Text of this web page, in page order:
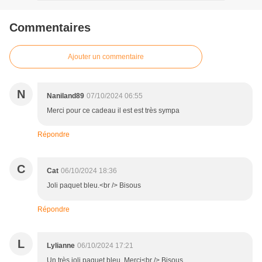
Commentaires
Ajouter un commentaire
N Naniland89 07/10/2024 06:55
Merci pour ce cadeau il est est très sympa
Répondre
C Cat 06/10/2024 18:36
Joli paquet bleu.<br /> Bisous
Répondre
L Lylianne 06/10/2024 17:21
Un très joli paquet bleu. Merci<br /> Bisous